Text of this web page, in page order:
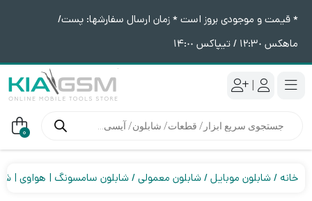
* قیمت و موجودی بروز است * زمان ارسال سفارشها: پست/
ماهکس ١٢:٣٠ / تیپاکس ١۴:٠٠
|
محصولات 0
خانه شابلون موبایل شابلون معمولی شابلون سامسونگ | هواوی |